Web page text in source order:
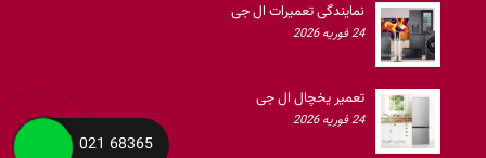
نمایندگی تعمیرات ال جی
24 فوریه 2026
تعمیر یخچال ال جی
24 فوریه 2026
68365 021